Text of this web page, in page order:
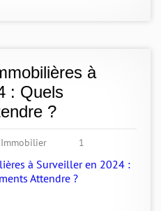
à
: Quels
?
Immobilier 1